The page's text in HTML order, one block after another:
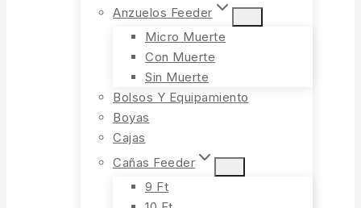
Anzuelos Feeder
Micro Muerte
Con Muerte
Sin Muerte
Bolsos Y Equipamiento
Boyas
Cajas
Cañas Feeder
9 Ft